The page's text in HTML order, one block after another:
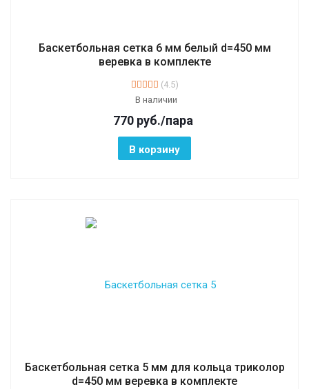
Баскетбольная сетка 6 мм белый d=450 мм
веревка в комплекте
(4.5)
В наличии
770 руб./пара
В корзину
Баскетбольная сетка 5 мм для кольца триколор
d=450 мм веревка в комплекте